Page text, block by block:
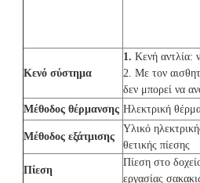
Κενό σύστημα
1. Κενή αντλία:
2. Με τον
δεν μπορεί να
Μέθοδος θέρμανσης Ηλεκτρική
Μέθοδος εξάτμισης
Υλικό
θετικής πίεσης
Πίεση
Πίεση στο
εργασίας